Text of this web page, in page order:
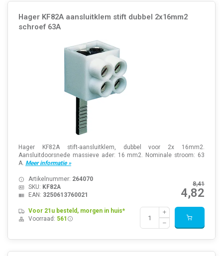
Hager KF82A aansluitklem stift dubbel 2x16mm2
schroef 63A
Hager KF82A stift-aansluitklem, dubbel voor 2x 16mm2.
Aansluitdoorsnede massieve ader: 16 mm2. Nominale stroom: 63
A. Meer informatie »
8,41
4,82
Artikelnummer: 264070
SKU: KF82A
EAN: 3250613760021
Voor 21u besteld, morgen in huis*
Voorraad: 561